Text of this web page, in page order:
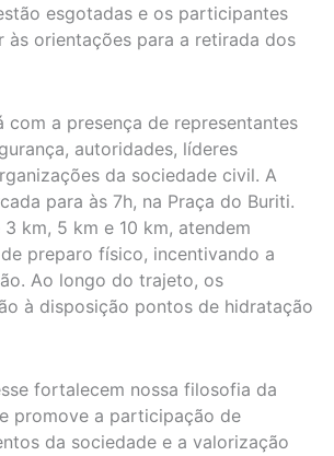
esgotadas e os participantes
às orientações para a retirada dos
com a presença de representantes
autoridades, líderes
da sociedade civil. A
para às 7h, na Praça do Buriti.
km, 5 km e 10 km, atendem
preparo físico, incentivando a
Ao longo do trajeto, os
à disposição pontos de hidratação
fortalecem nossa filosofia da
promove a participação de
da sociedade e a valorização